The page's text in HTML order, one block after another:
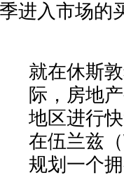
进入市场的
就在休斯
际，房地
地区进行
在伍兰兹
规划一个